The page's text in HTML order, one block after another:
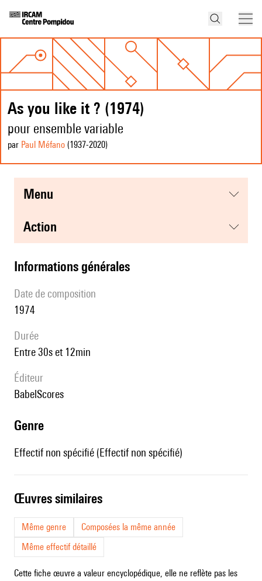
As you like it ? (1974)
pour ensemble variable
par Paul Méfano (1937-2020)
menu
action
informations générales
date de composition
1974
durée
entre 30s et 12min
éditeur
BabelScores
genre
Effectif non spécifié (Effectif non spécifié)
œuvres similaires
Même genre
Composées la même année
Même effectif détaillé
Cette fiche œuvre a valeur encyclopédique, elle ne reflète pas les